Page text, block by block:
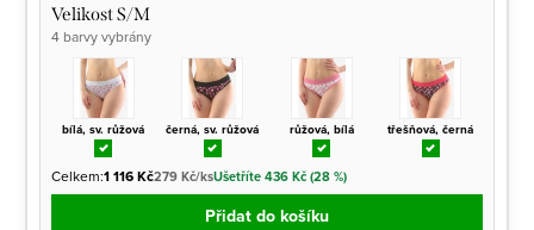
Velikost S/M
4 barvy vybrány
bílá, sv. růžová černá, sv. růžová růžová, bílá třešňová, černá
Celkem:1 116 Kč279 Kč/ksUšetříte 436 Kč (28 %)
Přidat do košíku